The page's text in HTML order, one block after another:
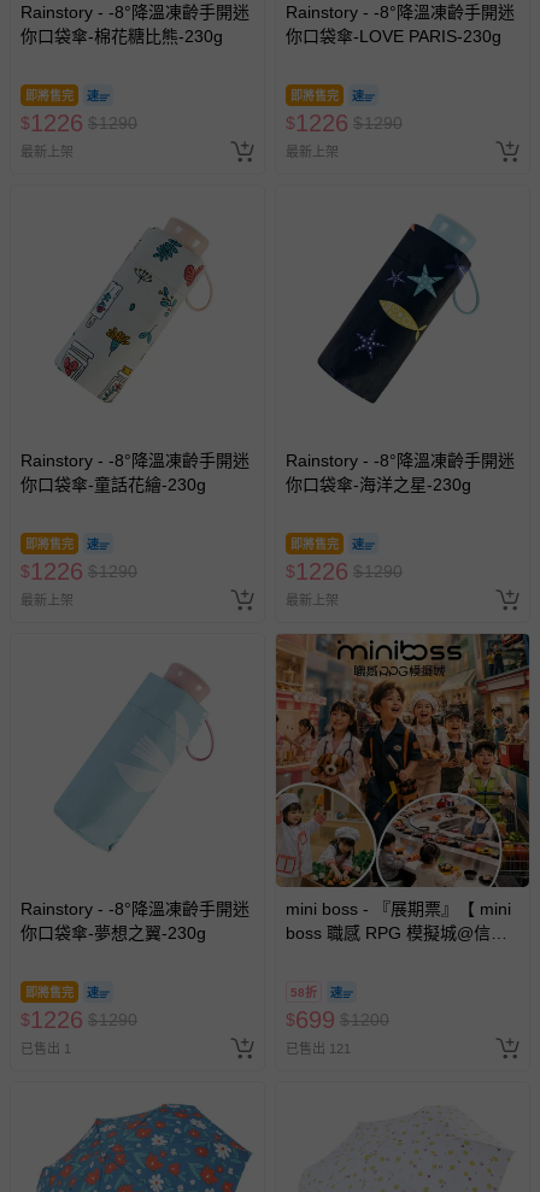
Rainstory - -8°降溫凍齡手開迷
你口袋傘-棉花糖比熊-230g
即將售完
$1226 $1290
最新上架
Rainstory - -8°降溫凍齡手開迷
你口袋傘-LOVE PARIS-230g
即將售完
$1226 $1290
最新上架
Rainstory - -8°降溫凍齡手開迷
你口袋傘-童話花繪-230g
即將售完
$1226 $1290
最新上架
Rainstory - -8°降溫凍齡手開迷
你口袋傘-海洋之星-230g
即將售完
$1226 $1290
最新上架
Rainstory - -8°降溫凍齡手開迷
你口袋傘-夢想之翼-230g
即將售完
$1226 $1290
已售出 1
mini boss - 『展期票』【 mini
boss 職感 RPG 模擬城@信義
期作廢) (兒童票(2歲以上)贈一
名陪伴成人)
58折
$699 $1200
已售出 121